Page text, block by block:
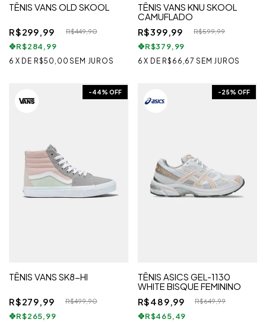
TÊNIS VANS OLD SKOOL
R$299,99 R$449,90
R$284,99
6 X DE R$50,00 SEM JUROS
TÊNIS VANS KNU SKOOL
CAMUFLADO
R$399,99
R$599,99
R$379,99
6 X DE R$66,67 SEM JUROS
-44% OFF
TÊNIS VANS SK8-HI
R$279,99 R$499,90
R$265,99
-25% OFF
TÊNIS ASICS GEL-1130
WHITE BISQUE FEMININO
R$489,99
R$649,99
R$465,49